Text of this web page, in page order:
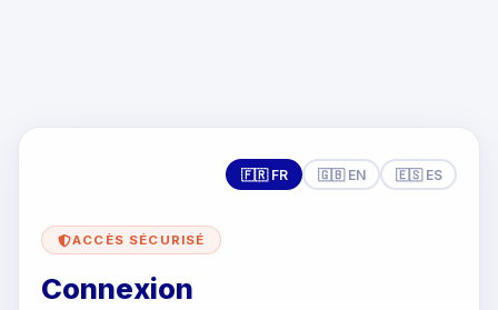
🇫🇷 FR 🇬🇧 EN 🇪🇸 ES
ACCÈS SÉCURISÉ
Connexion